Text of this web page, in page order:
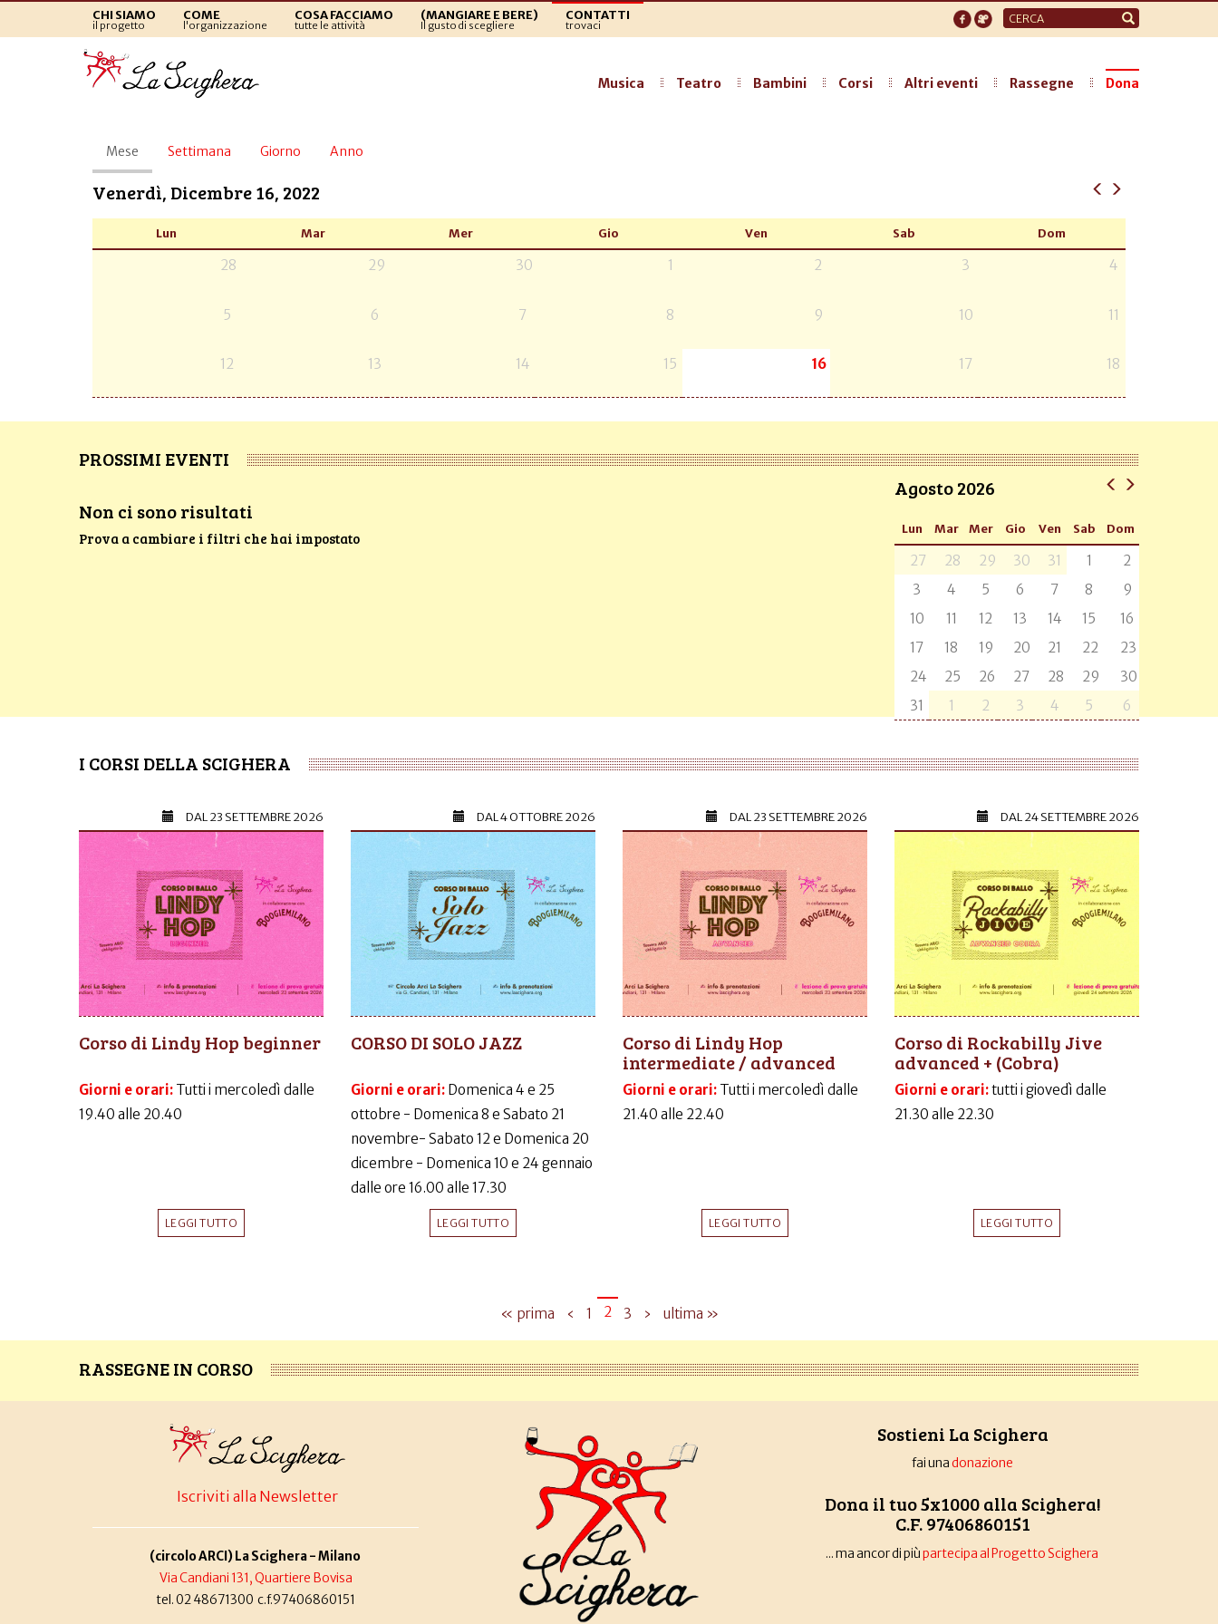
CHI SIAMO
il progetto
COME
l'organizzazione
COSA FACCIAMO
tutte le attività
(MANGIARE E BERE)
Il gusto di scegliere
CONTATTI
trovaci
Form
di
Musica Teatro Bambini Corsi Altri eventi Rassegne Dona
Schede
primarie
Mese (scheda
attiva)
Settimana Giorno Anno
Venerdì, Dicembre 16, 2022
Lun Mar Mer Gio Ven Sab Dom
28 29 30 1 2 3 4
5 6 7 8 9 10 11
12 13 14 15 16 17 18
PROSSIMI EVENTI
Non ci sono risultati
Prova a cambiare i filtri che hai impostato
Agosto 2026
Lun Mar Mer Gio Ven Sab Dom
27 28 29 30 31 1
2
3
4 5 6 7 8
9
10
11 12 13 14 15
16
17
18 19 20 21 22
23
24
25 26 27 28 29
30
31
1 2 3 4 5 6
I CORSI DELLA SCIGHERA
DAL23 SETTEMBRE 2026
Corso di Lindy Hop beginner
Giorni e orari: Tutti i mercoledì dalle
19.40 alle 20.40
LEGGI TUTTO
DAL4 OTTOBRE 2026
CORSO DI SOLO JAZZ
Giorni e orari: Domenica 4 e 25
ottobre - Domenica 8 e Sabato 21
novembre- Sabato 12 e Domenica 20
dicembre - Domenica 10 e 24 gennaio
dalle ore 16.00 alle 17.30
LEGGI TUTTO
DAL23 SETTEMBRE 2026
Corso di Lindy Hop
intermediate / advanced
Giorni e orari: Tutti i mercoledì dalle
21.40 alle 22.40
LEGGI TUTTO
DAL24 SETTEMBRE 2026
Corso di Rockabilly Jive
advanced + (Cobra)
Giorni e orari:tutti i giovedì dalle
21.30 alle 22.30
LEGGI TUTTO
« prima ‹ 1 2 3 › ultima »
RASSEGNE IN CORSO
Iscriviti alla Newsletter
(circolo ARCI) La Scighera - Milano
Via Candiani 131, Quartiere Bovisa
tel. 02 48671300 c.f.97406860151
Sostieni La Scighera
fai unadonazione
Dona il tuo 5x1000 alla Scighera!
C.F. 97406860151
... ma ancor di piùpartecipa al Progetto Scighera